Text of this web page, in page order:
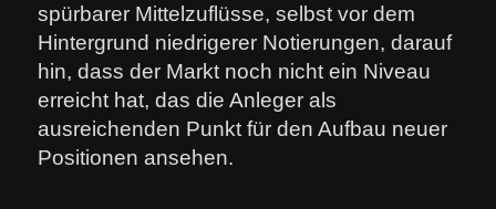
spürbarer Mittelzuflüsse, selbst vor dem
Hintergrund niedrigerer Notierungen, darauf
hin, dass der Markt noch nicht ein Niveau
erreicht hat, das die Anleger als
ausreichenden Punkt für den Aufbau neuer
Positionen ansehen.